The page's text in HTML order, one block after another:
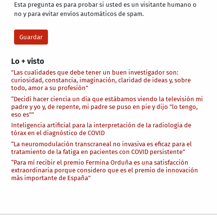
Lo + visto
"Las cualidades que debe tener un buen investigador son:
curiosidad, constancia, imaginación, claridad de ideas y, sobre
todo, amor a su profesión"
“Decidí hacer ciencia un día que estábamos viendo la televisión mi
padre y yo y, de repente, mi padre se puso en pie y dijo "lo tengo,
eso es"”
Inteligencia artificial para la interpretación de la radiología de
tórax en el diagnóstico de COVID
“La neuromodulación transcraneal no invasiva es eficaz para el
tratamiento de la fatiga en pacientes con COVID persistente”
“Para mí recibir el premio Fermina Orduña es una satisfacción
extraordinaria porque considero que es el premio de innovación
más importante de España”
Esta pregunta es para probar si usted es un visitante humano o
no y para evitar envíos automáticos de spam.